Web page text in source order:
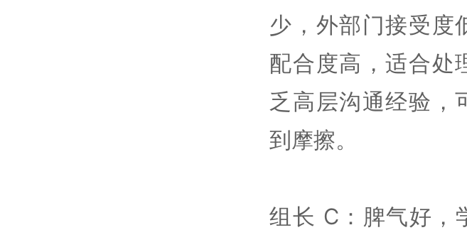
少，外部门接受度
配合度高，适合处
乏高层沟通经验，
到摩擦。
组长 C：脾气好，